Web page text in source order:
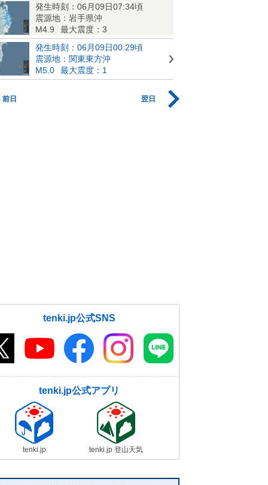
発生時刻：06月09日07:34頃
震源地：岩手県沖
M4.9
最大震度：3
発生時刻：06月09日00:29頃
震源地：関東東方沖
M5.0
最大震度：1
前日 翌日
tenki.jp公式SNS
tenki.jp公式アプリ
tenki.jp tenki.jp 登山天気